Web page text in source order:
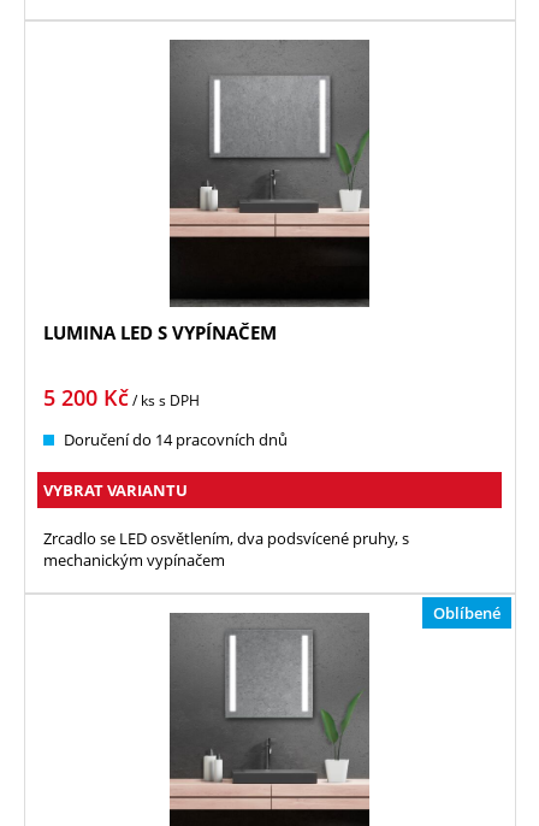
LUMINA LED S VYPÍNAČEM
5 200 Kč/ kss DPH
Doručení do 14 pracovních dnů
VYBRAT VARIANTU
Zrcadlo se LED osvětlením, dva podsvícené pruhy, s
mechanickým vypínačem
Oblíbené